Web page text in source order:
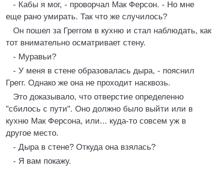
- Кабы я мог, - проворчал Мак Ферсон. - Но мне
еще рано умирать. Так что же случилось?
Он пошел за Греггом в кухню и стал наблюдать, как
тот внимательно осматривает стену.
- Муравьи?
- У меня в стене образовалась дыра, - пояснил
Грегг. Однако же она не проходит насквозь.
Это доказывало, что отверстие определенно
"сбилось с пути". Оно должно было выйти или в
кухню Мак Ферсона, или... куда-то совсем уж в
другое место.
- Дыра в стене? Откуда она взялась?
- Я вам покажу.